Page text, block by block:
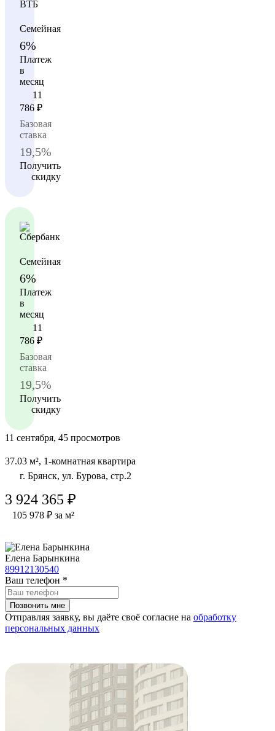
Семейная
6%
Платеж
в
месяц
11
786 ₽
Базовая
ставка
19,5%
Получить
скидку
Семейная
6%
Платеж
в
месяц
11
786 ₽
Базовая
ставка
19,5%
Получить
скидку
11 сентября, 45 просмотров
37.03 м², 1-комнатная квартира
г. Брянск, ул. Бурова, стр.2
3 924 365 ₽
105 978 ₽ за м²
Елена Барынкина
89912130540
Ваш телефон *
Отправляя заявку, вы даёте своё согласие на обработку
персональных данных